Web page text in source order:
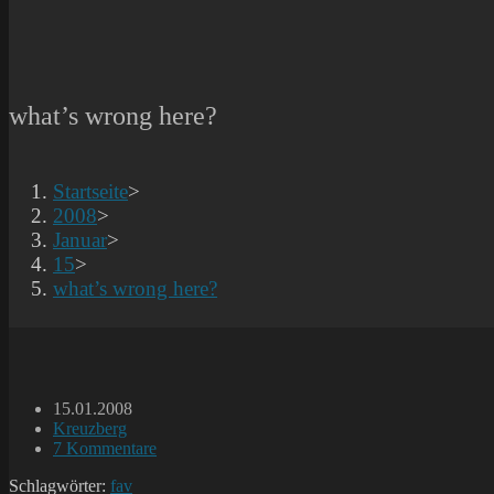
what’s wrong here?
Startseite>
2008>
Januar>
15>
what’s wrong here?
Beitrag
veröffentlicht:
15.01.2008
Beitrags-
Kategorie:
Kreuzberg
Beitrags-
7 Kommentare
Schlagwörter: fav